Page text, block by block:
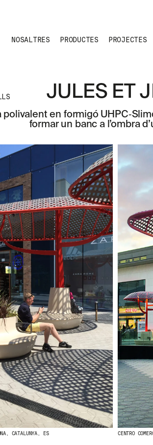
NOSALTRES PRODUCTES PROJECTES
JULES ET
en formigó
formar un banc a l’ombra
CATALUNYA, ES CENTRO